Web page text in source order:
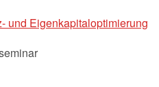
und Eigenkapitaloptimierung